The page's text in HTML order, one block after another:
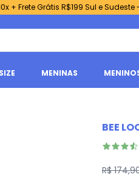
+ Frete Grátis R$199 Sul e Sudeste
MENINAS
BEE
R$